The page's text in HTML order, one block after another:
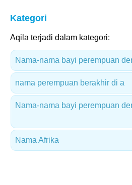
Kategori
Aqila terjadi dalam kategori:
Nama-nama bayi perempuan
nama perempuan berakhir di a
Nama-nama bayi perempuan
Nama Afrika